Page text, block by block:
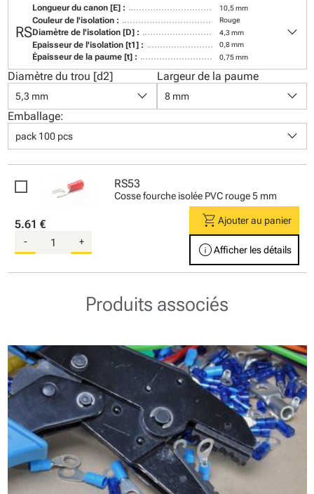
RS
Longueur du canon [E] : 10,5 mm
Couleur de l'isolation : Rouge
Diamètre de l'isolation [D] : 4,3 mm
Epaisseur de l'isolation [t1] : 0,8 mm
Épaisseur de la paume [t] : 0,75 mm
keyboard_arrow_down
Diamètre du trou [d2]
5,3 mm keyboard_arrow_down
Largeur de la paume
8 mm keyboard_arrow_down
Emballage:
pack 100 pcs keyboard_arrow_down
RS53
Cosse fourche isolée PVC rouge 5 mm
5.61 €
- +
shopping_cart Ajouter au panier
infoAfficher les détails
Produits associés